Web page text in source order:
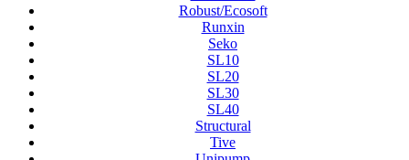
Robust/Ecosoft
Runxin
Seko
SL10
SL20
SL30
SL40
Structural
Tive